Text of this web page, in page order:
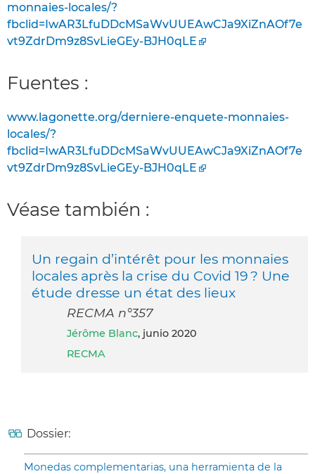
monnaies-locales/?
fbclid=IwAR3LfuDDcMSaWvUUEAwCJa9XiZnAOf7e
vt9ZdrDm9z8SvLieGEy-BJH0qLE
Fuentes :
www.lagonette.org/derniere-enquete-monnaies-
locales/?
fbclid=IwAR3LfuDDcMSaWvUUEAwCJa9XiZnAOf7e
vt9ZdrDm9z8SvLieGEy-BJH0qLE
Véase también :
Un regain d’intérêt pour les monnaies
locales après la crise du Covid 19 ? Une
étude dresse un état des lieux
RECMA n°357
Jérôme Blanc, junio 2020
RECMA
Dossier:
Monedas complementarias, una herramienta de la